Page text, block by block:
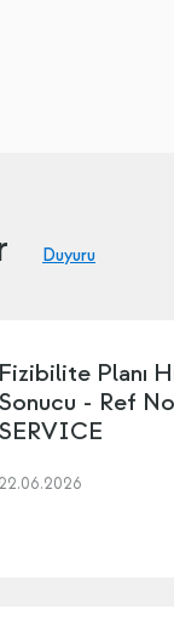
Duyuru
Fizibilite Planı
Sonucu - Ref
SERVICE
22.06.2026